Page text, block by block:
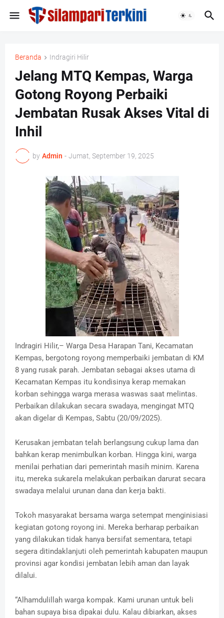
Beranda Indragiri Hilir
Jelang MTQ Kempas, Warga
Gotong Royong Perbaiki
Jembatan Rusak Akses Vital di
Inhil
by Admin - Jumat, September 19, 2025
Indragiri Hilir,– Warga Desa Harapan Tani, Kecamatan
Kempas, bergotong royong memperbaiki jembatan di KM
8 yang rusak parah. Jembatan sebagai akses utama di
Kecamatan Kempas itu kondisinya kerap memakan
korban sehingga warga merasa waswas saat melintas.
Perbaikan dilakukan secara swadaya, mengingat MTQ
akan digelar di Kempas, Sabtu (20/09/2025).
Kerusakan jembatan telah berlangsung cukup lama dan
bahkan kerap menimbulkan korban. Hingga kini, warga
menilai perhatian dari pemerintah masih minim. Karena
itu, mereka sukarela melakukan perbaikan darurat secara
swadaya melalui urunan dana dan kerja bakti.
Tokoh masyarakat bersama warga setempat menginisiasi
kegiatan gotong royong ini. Mereka berharap perbaikan
yang dilakukan tidak hanya bersifat sementara, tetapi
segera ditindaklanjuti oleh pemerintah kabupaten maupun
provinsi agar kondisi jembatan lebih aman dan layak
dilalui.
“Alhamdulillah warga kompak. Kami urunan untuk beli
bahan supaya bisa dipakai dulu. Kalau dibiarkan, akses